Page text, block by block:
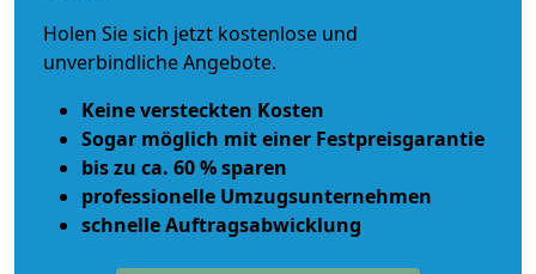
Holen Sie sich jetzt kostenlose und
unverbindliche Angebote.
Keine versteckten Kosten
Sogar möglich mit einer Festpreisgarantie
bis zu ca. 60 % sparen
professionelle Umzugsunternehmen
schnelle Auftragsabwicklung